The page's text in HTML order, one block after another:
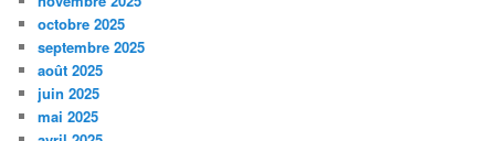
octobre 2025
septembre 2025
août 2025
juin 2025
mai 2025